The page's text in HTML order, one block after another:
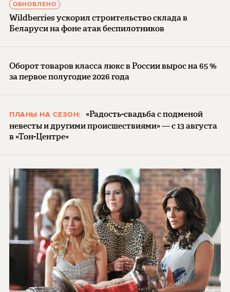
ОБНОВЛЕНО
Wildberries ускорил строительство склада в
Беларуси на фоне атак беспилотников
Оборот товаров класса люкс в России вырос на 65 %
за первое полугодие 2026 года
ПЛАНЫ НА СЕЗОН:
«Радость-свадьба с подменой
невесты и другими происшествиями» — с 13 августа
в «Тон-Центре»